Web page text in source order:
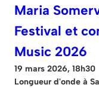
Maria
Festival et
Music 2026
19 mars 2026, 18h30
Longueur d'onde à